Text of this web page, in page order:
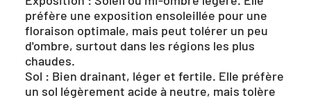
préfère une exposition ensoleillée pour une
floraison optimale, mais peut tolérer un peu
d'ombre, surtout dans les régions les plus
chaudes.
Sol : Bien drainant, léger et fertile. Elle préfère
un sol légèrement acide à neutre, mais tolère